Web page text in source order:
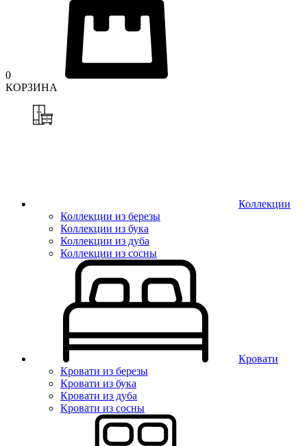
0
КОРЗИНА
Коллекции
Коллекции из березы
Коллекции из бука
Коллекции из дуба
Коллекции из сосны
Кровати
Кровати из березы
Кровати из бука
Кровати из дуба
Кровати из сосны